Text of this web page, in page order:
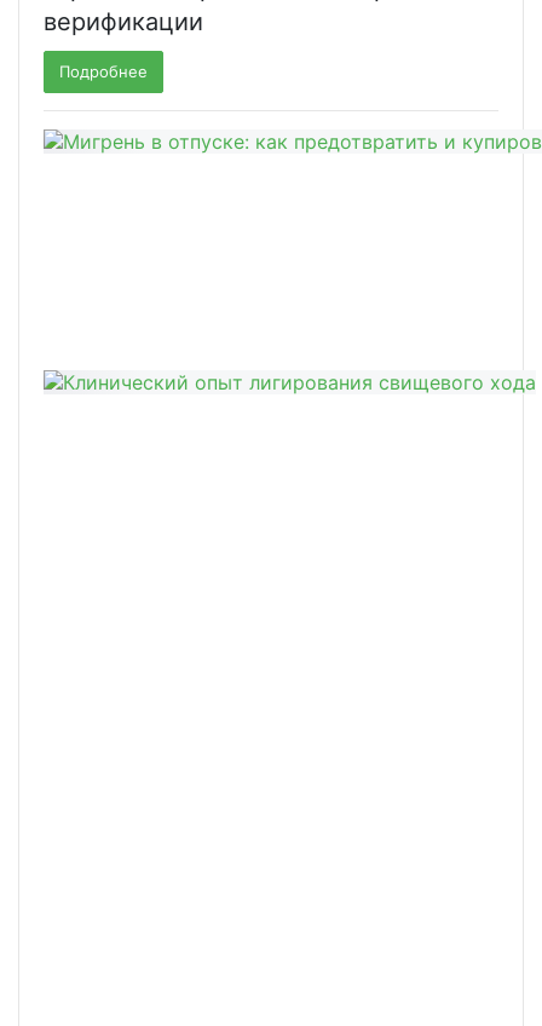
верификации
Подробнее